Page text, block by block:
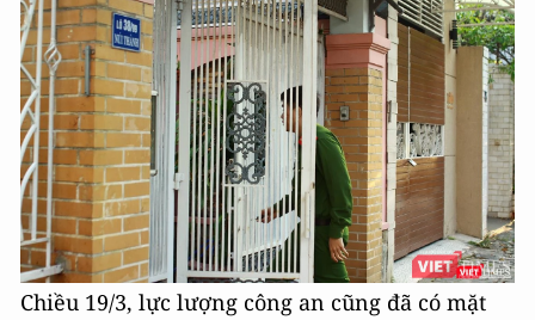
Chiều 19/3, lực lượng công an cũng đã có mặt